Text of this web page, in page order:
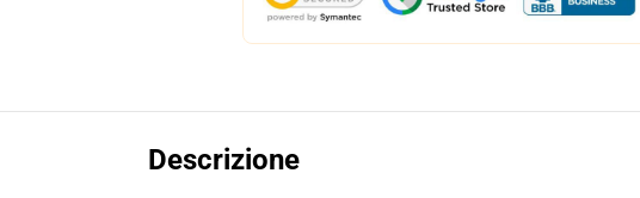
Descrizione